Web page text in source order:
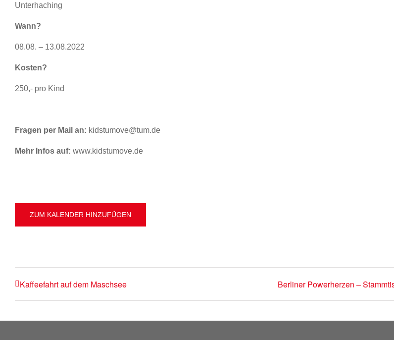
Unterhaching
Wann?
08.08. – 13.08.2022
Kosten?
250,- pro Kind
Fragen per Mail an: kidstumove@tum.de
Mehr Infos auf: www.kidstumove.de
ZUM KALENDER HINZUFÜGEN
Kaffeefahrt auf dem Maschsee Berliner Powerherzen –